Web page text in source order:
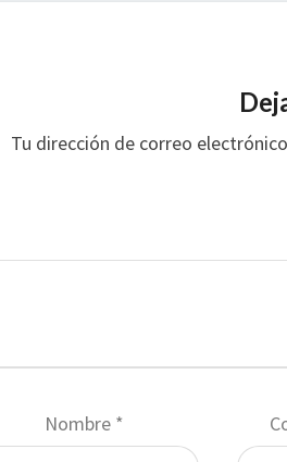
Tu dirección de correo
Nombre *